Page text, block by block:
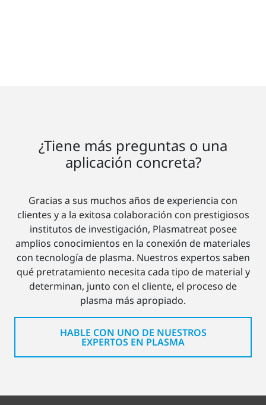
¿Tiene más preguntas o una
aplicación concreta?
Gracias a sus muchos años de experiencia con
clientes y a la exitosa colaboración con prestigiosos
institutos de investigación, Plasmatreat posee
amplios conocimientos en la conexión de materiales
con tecnología de plasma. Nuestros expertos saben
qué pretratamiento necesita cada tipo de material y
determinan, junto con el cliente, el proceso de
plasma más apropiado.
HABLE CON UNO DE NUESTROS
EXPERTOS EN PLASMA